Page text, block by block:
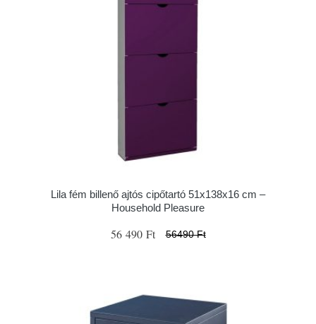
Lila fém billenő ajtós cipőtartó 51x138x16 cm –
Household Pleasure
56 490 Ft 56490 Ft